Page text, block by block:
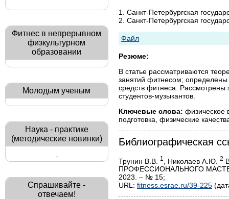
Фитнес в непрерывном
физкультурном
образовании
Молодым ученым
Наука - практике
(методические новинки)
Спрашивайте -
отвечаем!
1. Санкт-Петербургская
2. Санкт-Петербургская
Файл
Резюме:
В статье рассматриваются
занятий фитнесом; определены
средств фитнеса. Рассмотрены
студентов-музыкантов.
Ключевые слова: физическое
подготовка, физические
Библиографическая
Трунин В.В. 1 , Николаев А.Ю. 2
ПРОФЕССИОНАЛЬНОГО
2023. – № 15;
URL: fitness.esrae.ru/39-225